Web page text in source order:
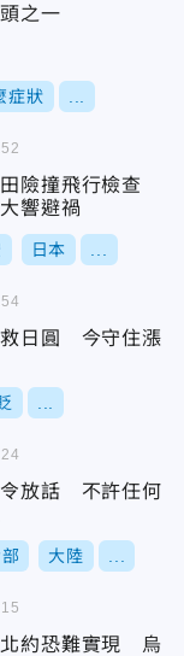
之一
症狀
險撞飛行檢查
響避禍
日本
救日圓 今守住漲
令放話 不許任何
大陸
北約恐難實現 烏